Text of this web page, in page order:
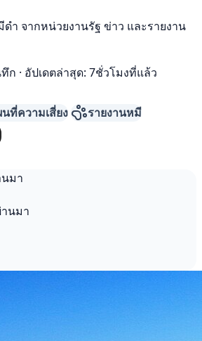
ำ จากหน่วยงานรัฐ ข่าว และรายงาน
ก · อัปเดตล่าสุด: 7ชั่วโมงที่แล้ว
ที่ความเสี่ยง รายงานหมี
มา
นมา